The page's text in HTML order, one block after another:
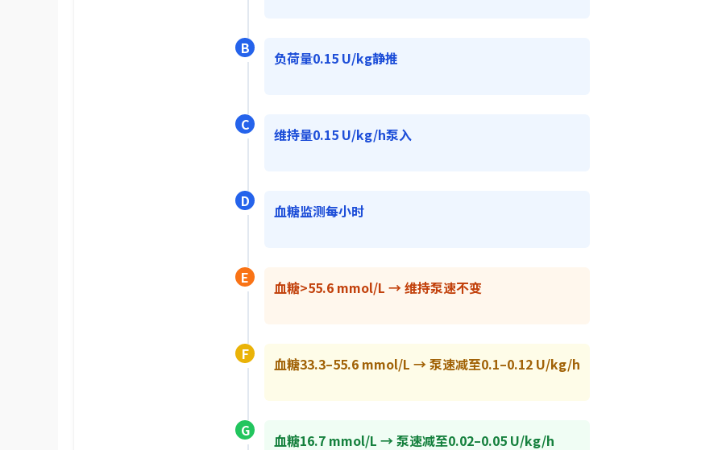
B
负荷量0.15 U/kg静推
C
维持量0.15 U/kg/h泵入
D
血糖监测每小时
E
血糖>55.6 mmol/L → 维持泵速不变
F
血糖33.3–55.6 mmol/L → 泵速减至0.1–0.12 U/kg/h
G
血糖16.7 mmol/L → 泵速减至0.02–0.05 U/kg/h